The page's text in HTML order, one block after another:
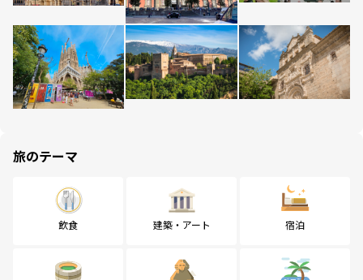
旅のテーマ
飲食 建築・アート 宿泊